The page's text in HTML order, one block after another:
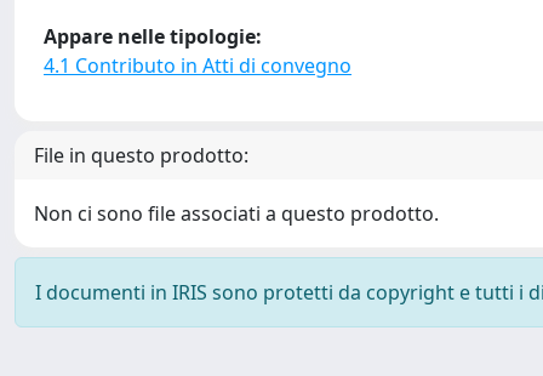
Appare nelle tipologie:
4.1 Contributo in Atti di convegno
File in questo prodotto:
Non ci sono file associati a questo prodotto.
I documenti in IRIS sono protetti da copyright e tutti i